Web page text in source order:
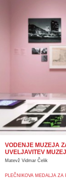
VODENJE MUZEJA
UVELJAVITEV
Matevž Vidmar Čelik
PLEČNIKOVA MEDALJA